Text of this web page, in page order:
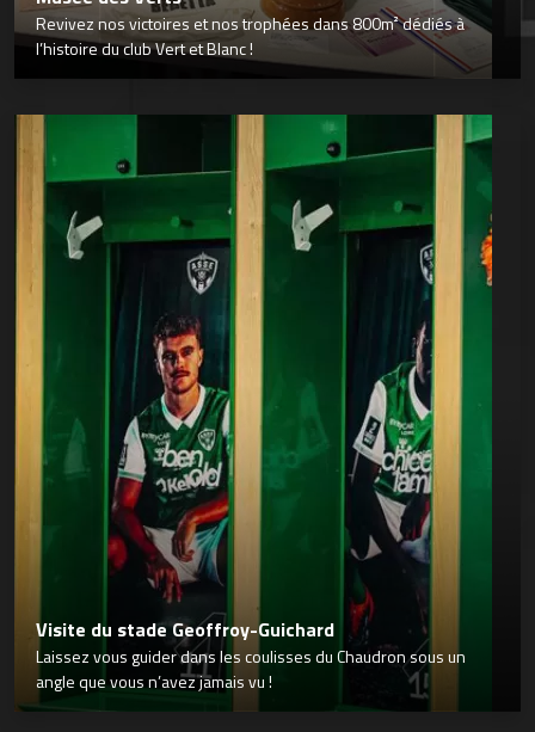
Revivez nos victoires et nos trophées dans 800m² dédiés à
l’histoire du club Vert et Blanc !
Visite du stade Geoffroy-Guichard
Laissez vous guider dans les coulisses du Chaudron sous un
angle que vous n’avez jamais vu !